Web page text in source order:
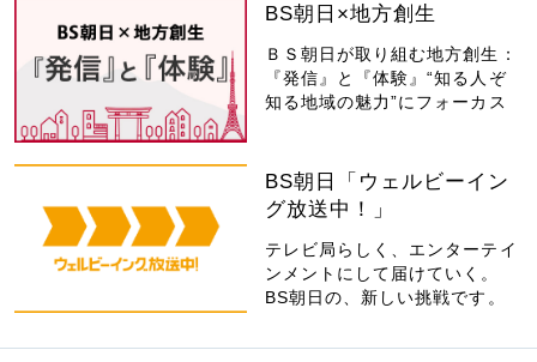
BS朝日×地方創生
ＢＳ朝日が取り組む地方創生：
『発信』と『体験』“知る人ぞ
知る地域の魅力”にフォーカス
BS朝日「ウェルビーイン
グ放送中！」
テレビ局らしく、エンターテイ
ンメントにして届けていく。
BS朝日の、新しい挑戦です。